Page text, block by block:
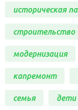
историческая
строительство
модернизация
капремонт
семья дети